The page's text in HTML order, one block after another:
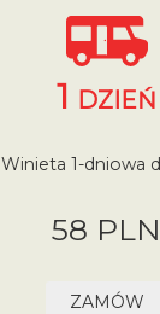
1 DZIEŃ
Winieta 1-dniowa
58 PLN
ZAMÓW